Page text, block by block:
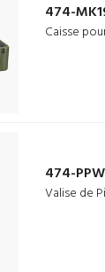
474-
Caisse
474-
Valise de